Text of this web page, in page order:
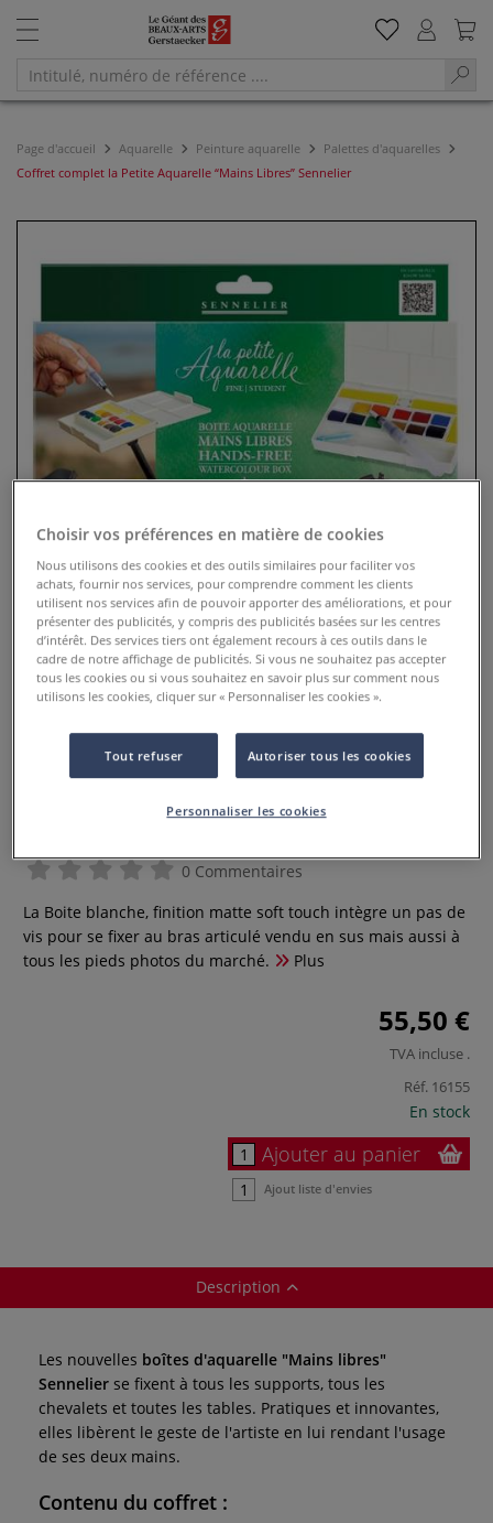
Page d'accueil Aquarelle Peinture aquarelle
Palettes d'aquarelles
Coffret complet la Petite Aquarelle “Mains Libres” Sennelier
Coffret complet la Petite
Aquarelle “Mains Libres”
0 Commentaires
La Boite blanche, finition matte soft touch intègre un pas de
vis pour se fixer au bras articulé vendu en sus mais aussi à
tous les pieds photos du marché.
Plus
55,50 €
TVA incluse .
Réf. 16155
En stock
Ajouter au panier
Ajout liste d'envies
Description
Les nouvelles boîtes d'aquarelle "Mains libres"
Sennelier se fixent à tous les supports, tous les
chevalets et toutes les tables. Pratiques et innovantes,
elles libèrent le geste de l'artiste en lui rendant l'usage
de ses deux mains.
Contenu du coffret :
Choisir vos préférences en matière de cookies
Nous utilisons des cookies et des outils similaires pour faciliter vos
achats, fournir nos services, pour comprendre comment les clients
utilisent nos services afin de pouvoir apporter des améliorations, et pour
présenter des publicités, y compris des publicités basées sur les centres
d’intérêt. Des services tiers ont également recours à ces outils dans le
cadre de notre affichage de publicités. Si vous ne souhaitez pas accepter
tous les cookies ou si vous souhaitez en savoir plus sur comment nous
utilisons les cookies, cliquer sur « Personnaliser les cookies ».
Tout refuser Autoriser tous les cookies
Personnaliser les cookies